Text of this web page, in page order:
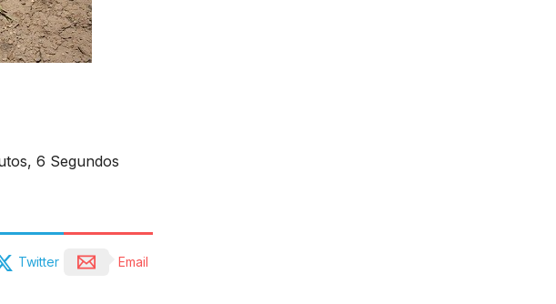
6 Segundos
Twitter Email